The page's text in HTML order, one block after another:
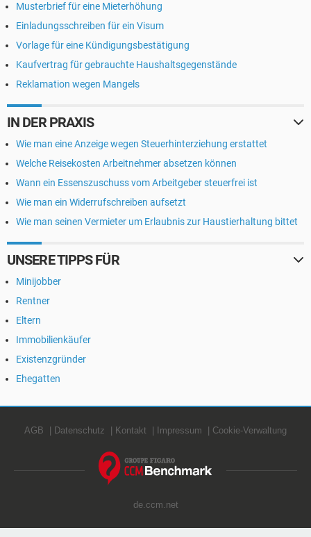
Musterbrief für eine Mieterhöhung
Einladungsschreiben für ein Visum
Vorlage für eine Kündigungsbestätigung
Kaufvertrag für gebrauchte Haushaltsgegenstände
Reklamation wegen Mangels
IN DER PRAXIS
Wie man eine Anzeige wegen Steuerhinterziehung erstattet
Welche Reisekosten Arbeitnehmer absetzen können
Wann ein Essenszuschuss vom Arbeitgeber steuerfrei ist
Wie man ein Widerrufschreiben aufsetzt
Wie man seinen Vermieter um Erlaubnis zur Haustierhaltung bittet
UNSERE TIPPS FÜR
Minijobber
Rentner
Eltern
Immobilienkäufer
Existenzgründer
Ehegatten
AGB Datenschutz Kontakt Impressum Cookie-Verwaltung
de.ccm.net